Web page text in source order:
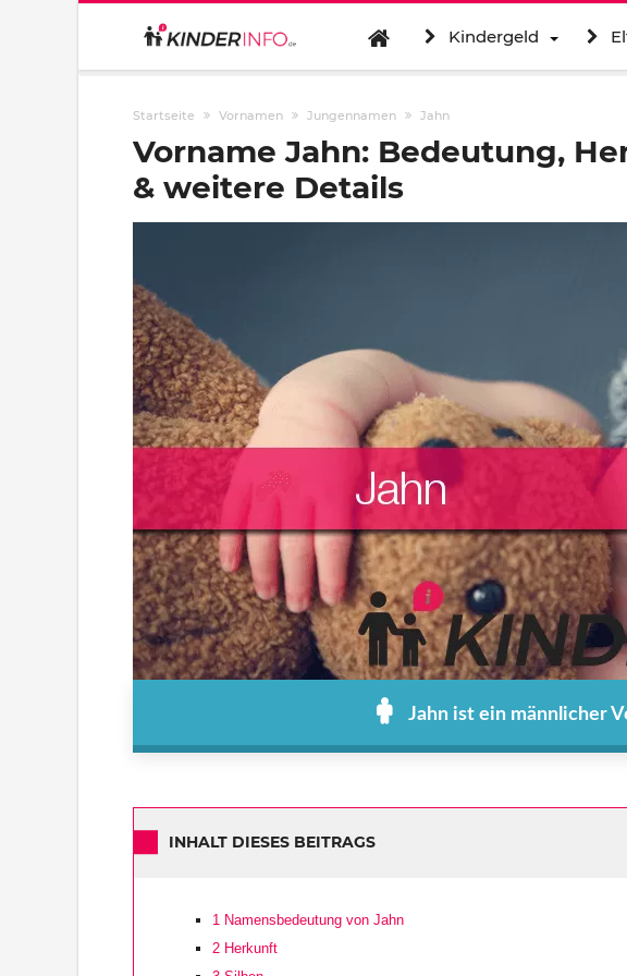
Kindergeld
Startseite Vornamen Jungennamen Jahn
Vorname Jahn: Bedeutung,
& weitere Details
Jahn ist ein männlicher
INHALT DIESES BEITRAGS
1 Namensbedeutung von Jahn
2 Herkunft